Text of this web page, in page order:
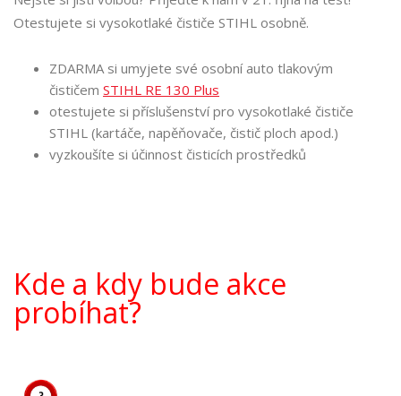
Otestujete si vysokotlaké čističe STIHL osobně.
ZDARMA si umyjete své osobní auto tlakovým
čističem STIHL RE 130 Plus
otestujete si příslušenství pro vysokotlaké čističe
STIHL (kartáče, napěňovače, čistič ploch apod.)
vyzkoušíte si účinnost čisticích prostředků
Kde a kdy bude akce
probíhat?